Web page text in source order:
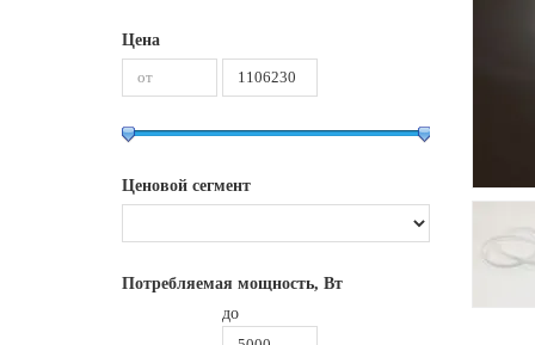
Цена
Ценовой сегмент
Потребляемая мощность, Вт
до